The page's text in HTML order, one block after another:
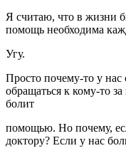
Я считаю, что в жизни
помощь необходима
Угу.
Просто почему-то у нас
обращаться к кому-то
болит
помощью. Но почему,
доктору? Если у нас